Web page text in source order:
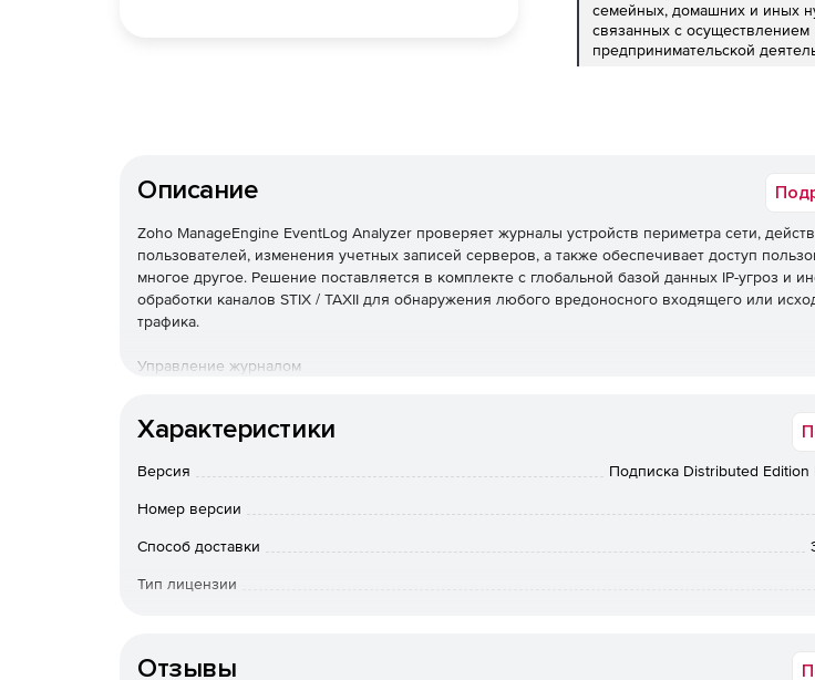
семейных, домашних и иных
связанных с осуществлением
предпринимательской
Описание
Zoho ManageEngine EventLog Analyzer проверяет журналы устройств периметра сети,
пользователей, изменения учетных записей серверов, а также обеспечивает доступ
многое другое. Решение поставляется в комплекте с глобальной базой данных IP-угроз и
обработки каналов STIX / TAXII для обнаружения любого вредоносного входящего или
трафика.
Управление журналом
методы сбора журналов, настраиваемый анализ журналов, полный анализ журналов с
EventLog Analyzer позволяет выполнять аудит всех важных серверов приложений. Его
журналов.
EventLog Analyzer отслеживает все важные сетевые устройства, такие как межсетевые
Характеристики
Версия Подписка Distributed Edition
Номер версии
Способ доставки
Тип лицензии
Отзывы